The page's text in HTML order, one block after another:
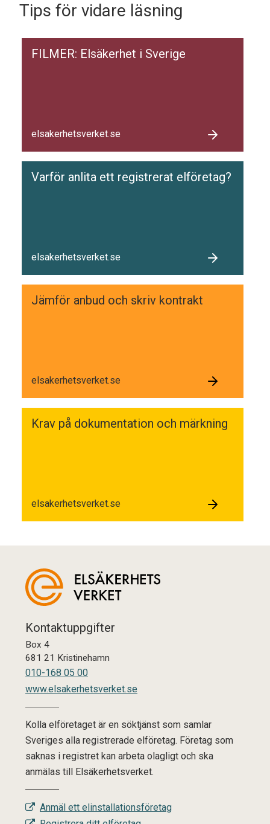
Tips för vidare läsning
FILMER: Elsäkerhet i Sverige
elsakerhetsverket.se
Varför anlita ett registrerat elföretag?
elsakerhetsverket.se
Jämför anbud och skriv kontrakt
elsakerhetsverket.se
Krav på dokumentation och märkning
elsakerhetsverket.se
Kontaktuppgifter
Box 4
681 21 Kristinehamn
010-168 05 00
www.elsakerhetsverket.se
Kolla elföretaget är en söktjänst som samlar
Sveriges alla registrerade elföretag. Företag som
saknas i registret kan arbeta olagligt och ska
anmälas till Elsäkerhetsverket.
Anmäl ett elinstallationsföretag